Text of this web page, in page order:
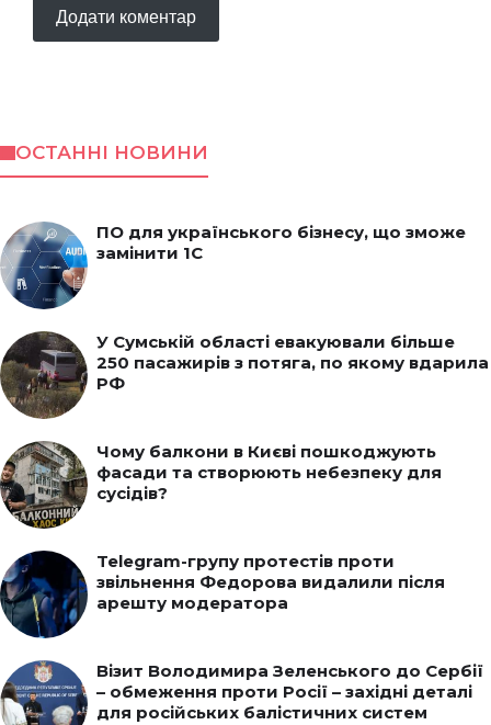
ОСТАННІ НОВИНИ
ПО для українського бізнесу, що зможе
замінити 1С
У Сумській області евакуювали більше
250 пасажирів з потяга, по якому вдарила
РФ
Чому балкони в Києві пошкоджують
фасади та створюють небезпеку для
сусідів?
Telegram-групу протестів проти
звільнення Федорова видалили після
арешту модератора
Візит Володимира Зеленського до Сербії
– обмеження проти Росії – західні деталі
для російських балістичних систем